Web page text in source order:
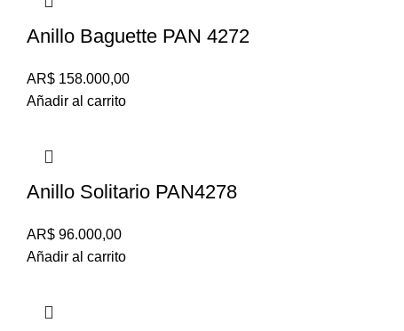
Anillo Baguette PAN 4272
AR$ 158.000,00
Añadir al carrito
Anillo Solitario PAN4278
AR$ 96.000,00
Añadir al carrito